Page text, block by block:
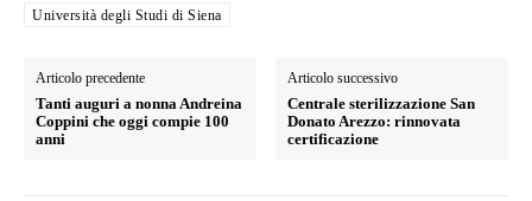
Università degli Studi di Siena
Articolo precedente
Tanti auguri a nonna Andreina
Coppini che oggi compie 100
anni
Articolo successivo
Centrale sterilizzazione San
Donato Arezzo: rinnovata
certificazione